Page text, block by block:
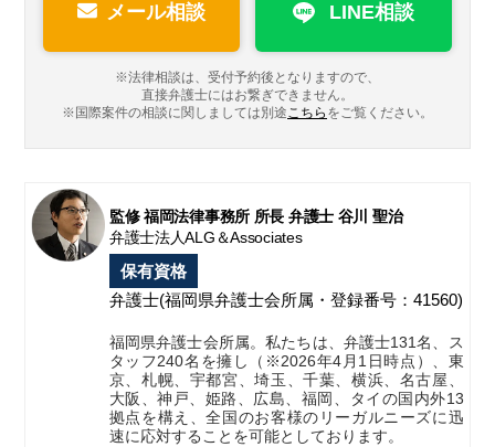
メール相談 LINE相談
※法律相談は、受付予約後となりますので、
直接弁護士にはお繋ぎできません。
※国際案件の相談に関しましては別途 こちら をご覧ください。
監修 福岡法律事務所 所長 弁護士 谷川 聖治
弁護士法人ALG＆Associates
保有資格
弁護士(福岡県弁護士会所属・登録番号：41560)
福岡県弁護士会所属。私たちは、弁護士131名、ス
タッフ240名を擁し（※2026年4月1日時点）、東
京、札幌、宇都宮、埼玉、千葉、横浜、名古屋、
大阪、神戸、姫路、広島、福岡、タイの国内外13
拠点を構え、全国のお客様のリーガルニーズに迅
速に応対することを可能としております。